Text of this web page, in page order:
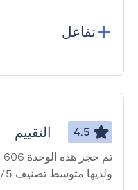
تفاعل
4.5 التقييم
ولديها متوسط ​​تصنيف 4.5/5